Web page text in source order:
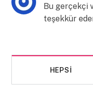
Bu gerçekçi
teşekkür
HEPSI